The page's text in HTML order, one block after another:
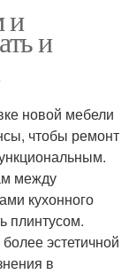
и
и
новой мебели
чтобы ремонт
между
кухонного
плинтусом.
эстетичной
в